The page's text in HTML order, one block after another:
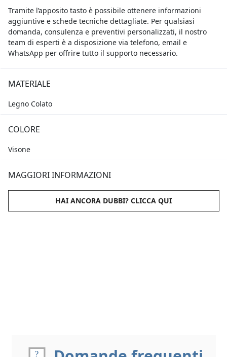
Tramite l’apposito tasto è possibile ottenere informazioni
aggiuntive e schede tecniche dettagliate. Per qualsiasi
domanda, consulenza e preventivi personalizzati, il nostro
team di esperti è a disposizione via telefono, email e
WhatsApp per offrire tutto il supporto necessario.
MATERIALE
Legno Colato
COLORE
Visone
MAGGIORI INFORMAZIONI
HAI ANCORA DUBBI? CLICCA QUI